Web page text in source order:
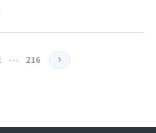
… 216